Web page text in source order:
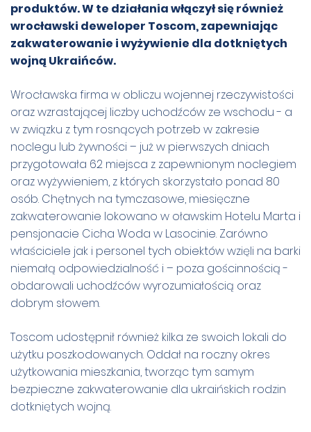
produktów. W te działania włączył się również
wrocławski deweloper Toscom, zapewniając
zakwaterowanie i wyżywienie dla dotkniętych
wojną Ukraińców.
Wrocławska firma w obliczu wojennej rzeczywistości
oraz wzrastającej liczby uchodźców ze wschodu - a
w związku z tym rosnących potrzeb w zakresie
noclegu lub żywności – już w pierwszych dniach
przygotowała 62 miejsca z zapewnionym noclegiem
oraz wyżywieniem, z których skorzystało ponad 80
osób. Chętnych na tymczasowe, miesięczne
zakwaterowanie lokowano w oławskim Hotelu Marta i
pensjonacie Cicha Woda w Lasocinie. Zarówno
właściciele jak i personel tych obiektów wzięli na barki
niemałą odpowiedzialność i – poza gościnnością -
obdarowali uchodźców wyrozumiałością oraz
dobrym słowem.
Toscom udostępnił również kilka ze swoich lokali do
użytku poszkodowanych. Oddał na roczny okres
użytkowania mieszkania, tworząc tym samym
bezpieczne zakwaterowanie dla ukraińskich rodzin
dotkniętych wojną.